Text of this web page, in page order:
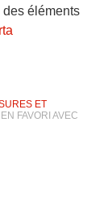
des éléments
ET
FAVORI AVEC